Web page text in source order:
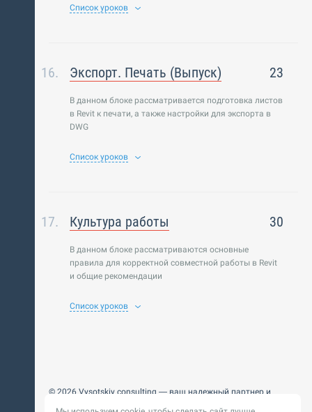
Список уроков
Экспорт. Печать (Выпуск) 23
В данном блоке рассматривается подготовка листов
в Revit к печати, а также настройки для экспорта в
DWG
Список уроков
Культура работы 30
В данном блоке рассматриваются основные
правила для корректной совместной работы в Revit
и общие рекомендации
Список уроков
© 2026 Vysotskiy consulting — ваш надежный партнер и